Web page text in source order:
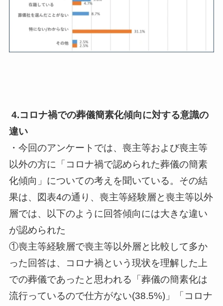
4.コロナ禍での葬儀簡素化傾向に対する意識の
違い
・今回のアンケートでは、喪主等および喪主等
以外の方に「コロナ禍で認められた葬儀の簡素
化傾向」についての考えを聞いている。その結
果は、図表4の通り、喪主等経験層と喪主等以外
層では、以下のように回答傾向には大きな違い
が認められた
①喪主等経験層で喪主等以外層と比較して多か
った回答は、コロナ禍という現状を理解した上
での葬儀であったと思われる「葬儀の簡素化は
流行っているので仕方がない(38.5%)」「コロナ